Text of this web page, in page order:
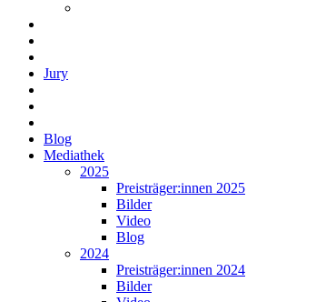
Jury
Blog
Mediathek
2025
Preisträger:innen 2025
Bilder
Video
Blog
2024
Preisträger:innen 2024
Bilder